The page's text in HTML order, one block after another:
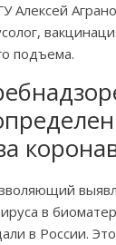
Алексей
подъема.
в
в России.